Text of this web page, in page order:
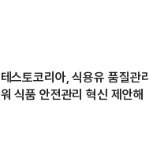
테스토코리아, 식용유 품질관
워 식품 안전관리 혁신 제안해